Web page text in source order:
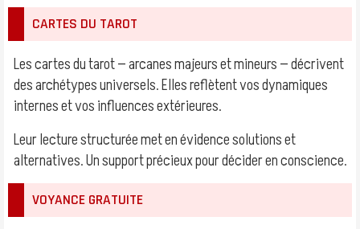
CARTES DU TAROT
Les cartes du tarot — arcanes majeurs et mineurs — décrivent
des archétypes universels. Elles reflètent vos dynamiques
internes et vos influences extérieures.
Leur lecture structurée met en évidence solutions et
alternatives. Un support précieux pour décider en conscience.
VOYANCE GRATUITE